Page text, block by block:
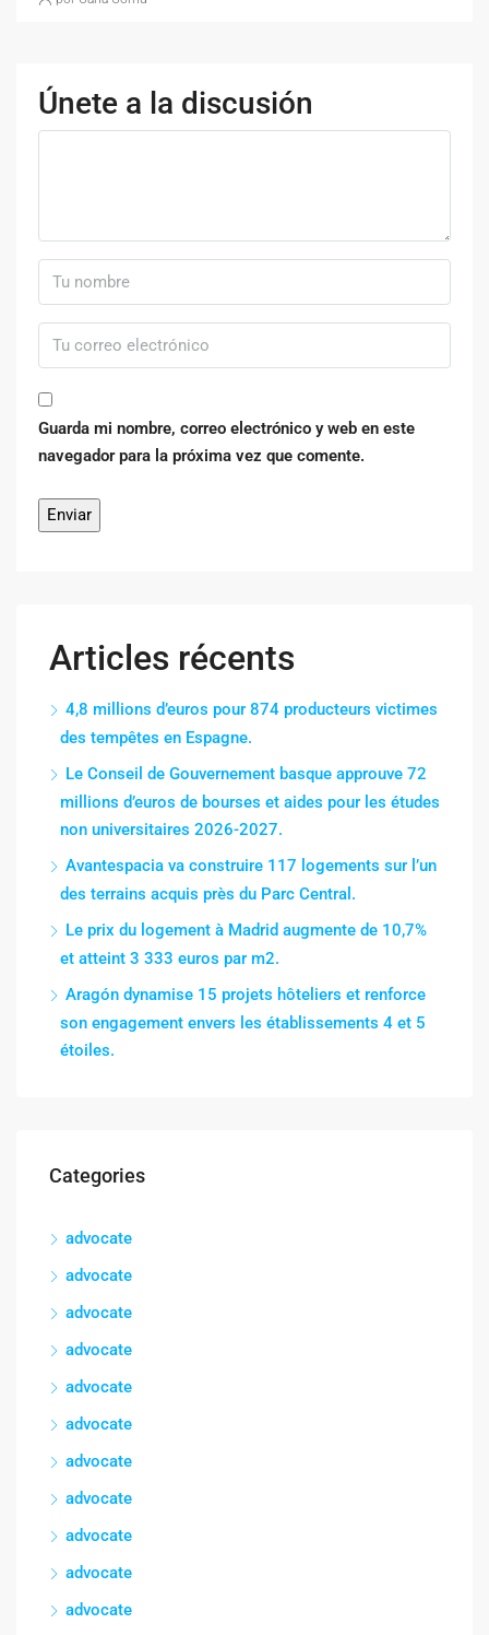
Únete a la discusión
Guarda mi nombre, correo electrónico y web en este
navegador para la próxima vez que comente.
Articles récents
4,8 millions d’euros pour 874 producteurs victimes
des tempêtes en Espagne.
Le Conseil de Gouvernement basque approuve 72
millions d’euros de bourses et aides pour les études
non universitaires 2026-2027.
Avantespacia va construire 117 logements sur l’un
des terrains acquis près du Parc Central.
Le prix du logement à Madrid augmente de 10,7%
et atteint 3 333 euros par m2.
Aragón dynamise 15 projets hôteliers et renforce
son engagement envers les établissements 4 et 5
étoiles.
Categories
advocate
advocate
advocate
advocate
advocate
advocate
advocate
advocate
advocate
advocate
advocate